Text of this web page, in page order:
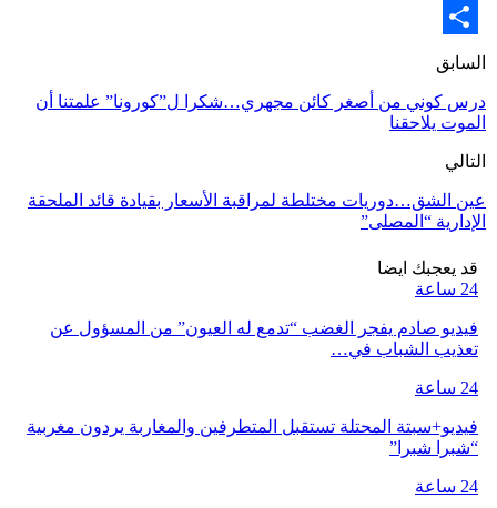
Email
Share
السابق
درس كوني من أصغر كائن مجهري…شكرا ل”كورونا” علمتنا أن
الموت يلاحقنا
التالي
عين الشق…دوريات مختلطة لمراقبة الأسعار بقيادة قائد الملحقة
الإدارية “المصلى”
قد يعجبك ايضا
24 ساعة
فيديو صادم يفجر الغضب “تدمع له العيون” من المسؤول عن
تعذيب الشباب في…
24 ساعة
فيديو+سبتة المحتلة تستقبل المتطرفين والمغاربة يردون مغربية
“شبرا شبرا”
24 ساعة